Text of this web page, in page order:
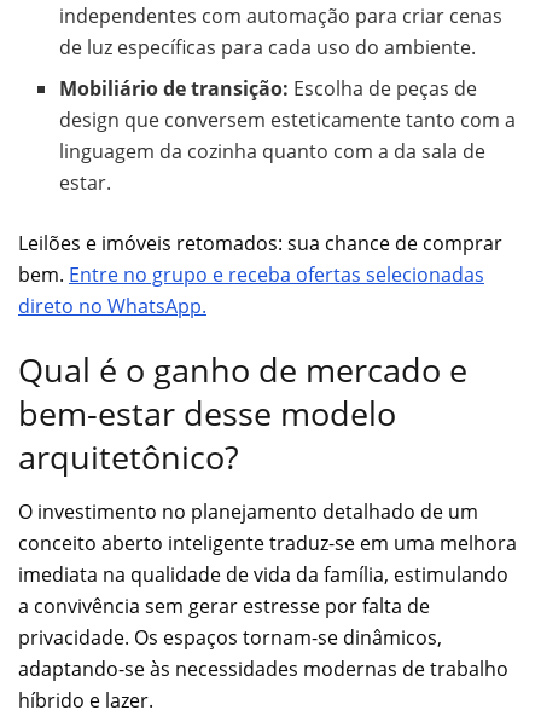
independentes com automação para criar cenas
de luz específicas para cada uso do ambiente.
Mobiliário de transição: Escolha de peças de
design que conversem esteticamente tanto com a
linguagem da cozinha quanto com a da sala de
estar.
Leilões e imóveis retomados: sua chance de comprar
bem. Entre no grupo e receba ofertas selecionadas
direto no WhatsApp.
Qual é o ganho de mercado e
bem-estar desse modelo
arquitetônico?
O investimento no planejamento detalhado de um
conceito aberto inteligente traduz-se em uma melhora
imediata na qualidade de vida da família, estimulando
a convivência sem gerar estresse por falta de
privacidade. Os espaços tornam-se dinâmicos,
adaptando-se às necessidades modernas de trabalho
híbrido e lazer.